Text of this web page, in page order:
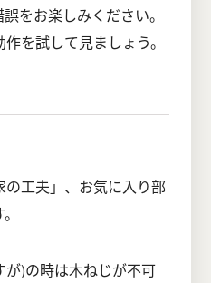
をお楽しみください。
を試して見ましょう。
の工夫」、お気に入り部
が)の時は木ねじが不可